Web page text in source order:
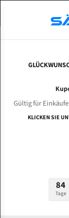
FMB
ABOUTS
ENGLISH
Bi-Metall Meterware
Fleischerei
Bandmesser Glatt
Konvex Meterware
Gültig für
KLICKEN SIE
84
Tage